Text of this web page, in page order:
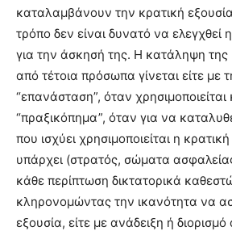
καταλαμβάνουν την κρατική
τρόπο δεν είναι δυνατό να ελεγχθεί
για την άσκησή της. Η κατάληψη της
από τέτοια πρόσωπα γίνεται είτε με
“επανάσταση”, όταν χρησιμοποιείται
“πραξικόπημα”, όταν για να
που ισχύει χρησιμοποιείται η
υπάρχει (στρατός, σώματα
κάθε περίπτωση δικτατορικά
κληρονομώντας την ικανότητα να
εξουσία, είτε με ανάδειξη ή